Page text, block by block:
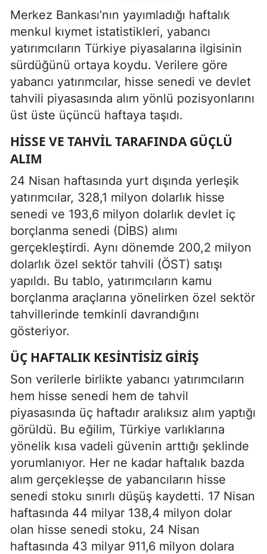
Merkez Bankası’nın yayımladığı haftalık
menkul kıymet istatistikleri, yabancı
yatırımcıların Türkiye piyasalarına ilgisinin
sürdüğünü ortaya koydu. Verilere göre
yabancı yatırımcılar, hisse senedi ve devlet
tahvili piyasasında alım yönlü pozisyonlarını
üst üste üçüncü haftaya taşıdı.
HISSE VE TAHVIL TARAFINDA GÜÇLÜ
ALIM
24 Nisan haftasında yurt dışında yerleşik
yatırımcılar, 328,1 milyon dolarlık hisse
senedi ve 193,6 milyon dolarlık devlet iç
borçlanma senedi (DİBS) alımı
gerçekleştirdi. Aynı dönemde 200,2 milyon
dolarlık özel sektör tahvili (ÖST) satışı
yapıldı. Bu tablo, yatırımcıların kamu
borçlanma araçlarına yönelirken özel sektör
tahvillerinde temkinli davrandığını
gösteriyor.
ÜÇ HAFTALIK KESINTISIZ GIRIŞ
Son verilerle birlikte yabancı yatırımcıların
hem hisse senedi hem de tahvil
piyasasında üç haftadır aralıksız alım yaptığı
görüldü. Bu eğilim, Türkiye varlıklarına
yönelik kısa vadeli güvenin arttığı şeklinde
yorumlanıyor. Her ne kadar haftalık bazda
alım gerçekleşse de yabancıların hisse
senedi stoku sınırlı düşüş kaydetti. 17 Nisan
haftasında 44 milyar 138,4 milyon dolar
olan hisse senedi stoku, 24 Nisan
haftasında 43 milyar 911,6 milyon dolara